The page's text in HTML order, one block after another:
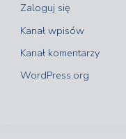
Zaloguj się
Kanał wpisów
Kanał komentarzy
WordPress.org